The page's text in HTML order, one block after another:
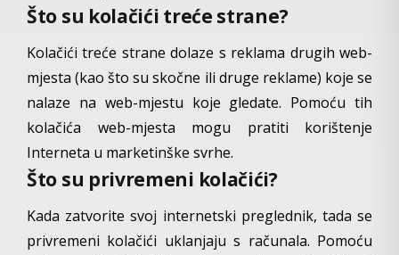
Što su kolačići treće strane?
Kolačići treće strane dolaze s reklama drugih web-
mjesta (kao što su skočne ili druge reklame) koje se
nalaze na web-mjestu koje gledate. Pomoću tih
kolačića web-mjesta mogu pratiti korištenje
Interneta u marketinške svrhe.
Što su privremeni kolačići?
Kada zatvorite svoj internetski preglednik, tada se
privremeni kolačići uklanjaju s računala. Pomoću